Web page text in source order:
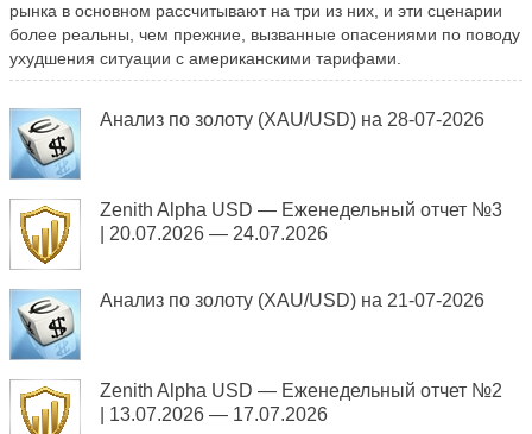
рынка в основном рассчитывают на три из них, и эти сценарии
более реальны, чем прежние, вызванные опасениями по поводу
ухудшения ситуации с американскими тарифами.
Анализ по золоту (XAU/USD) на 28-07-2026
Zenith Alpha USD — Еженедельный отчет №3
| 20.07.2026 — 24.07.2026
Анализ по золоту (XAU/USD) на 21-07-2026
Zenith Alpha USD — Еженедельный отчет №2
| 13.07.2026 — 17.07.2026